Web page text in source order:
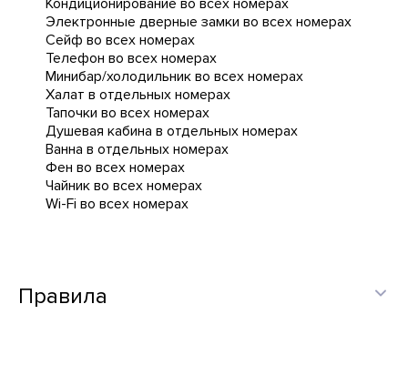
Кондиционирование во всех номерах
Электронные дверные замки во всех номерах
Сейф во всех номерах
Телефон во всех номерах
Минибар/холодильник во всех номерах
Халат в отдельных номерах
Тапочки во всех номерах
Душевая кабина в отдельных номерах
Ванна в отдельных номерах
Фен во всех номерах
Чайник во всех номерах
Wi-Fi во всех номерах
Правила